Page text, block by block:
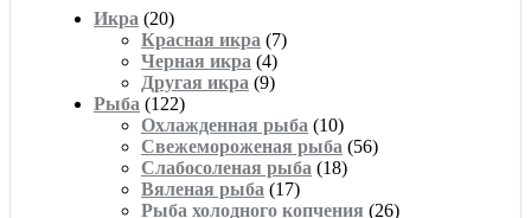
Икра (20)
Красная икра (7)
Черная икра (4)
Другая икра (9)
Рыба (122)
Охлажденная рыба (10)
Свежемороженая рыба (56)
Слабосоленая рыба (18)
Вяленая рыба (17)
Рыба холодного копчения (26)